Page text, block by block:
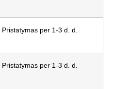
Pristatymas per 1-3 d. d.
Pristatymas per 1-3 d. d.